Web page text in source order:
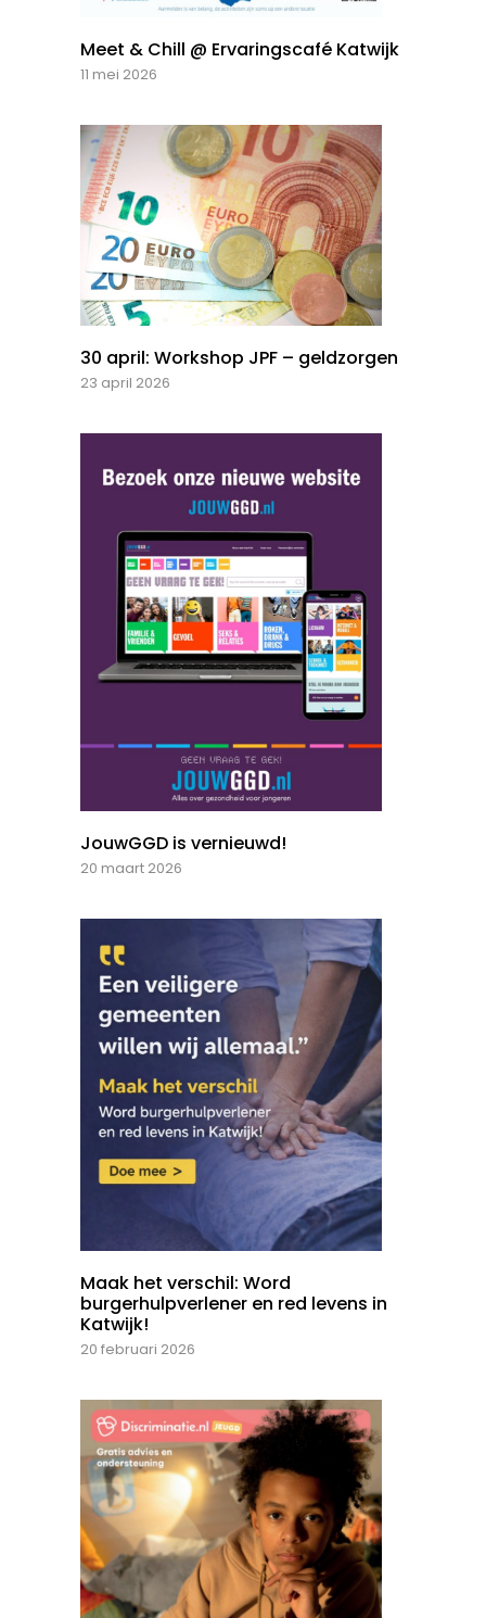
Meet & Chill @ Ervaringscafé Katwijk
11 mei 2026
30 april: Workshop JPF – geldzorgen
23 april 2026
JouwGGD is vernieuwd!
20 maart 2026
Maak het verschil: Word
burgerhulpverlener en red levens in
Katwijk!
20 februari 2026